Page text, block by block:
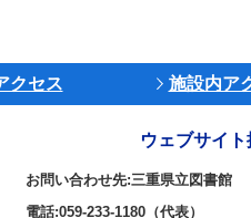
クセス 施設内ア
ウェブサイ
お問い合わせ先:三重県立図書館
電話:059-233-1180（代表）